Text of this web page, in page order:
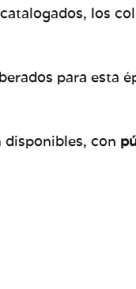
los
para esta
disponibles, con